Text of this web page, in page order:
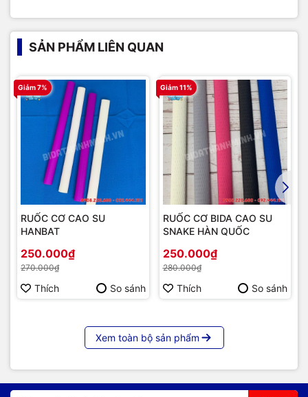
SẢN PHẨM LIÊN QUAN
Giảm 7%
RUỐC CƠ CAO SU
HANBAT
250.000₫
270.000₫
Thích So sánh
Giảm 11%
RUỐC CƠ BIDA CAO SU
SNAKE HÀN QUỐC
250.000₫
280.000₫
Thích So sánh
Xem toàn bộ sản phẩm